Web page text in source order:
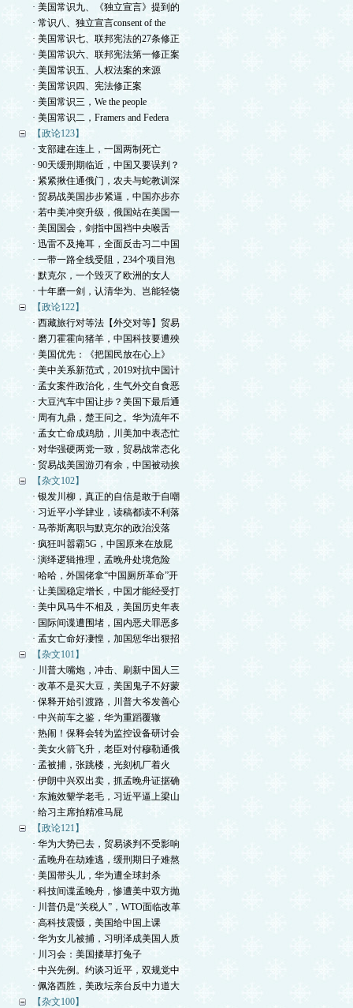
· 美国常识九、《独立宣言》提到的
· 常识八、独立宣言consent of the
· 美国常识七、联邦宪法的27条修正
· 美国常识六、联邦宪法第一修正案
· 美国常识五、人权法案的来源
· 美国常识四、宪法修正案
· 美国常识三，We the people
· 美国常识二，Framers and Federa
【政论123】
· 支部建在连上，一国两制死亡
· 90天缓刑期临近，中国又要误判？
· 紧紧揪住通俄门，农夫与蛇教训深
· 贸易战美国步步紧逼，中国亦步亦
· 若中美冲突升级，俄国站在美国一
· 美国国会，剑指中国裆中央喉舌
· 迅雷不及掩耳，全面反击习二中国
· 一带一路全线受阻，234个项目泡
· 默克尔，一个毁灭了欧洲的女人
· 十年磨一剑，认清华为、岂能轻饶
【政论122】
· 西藏旅行对等法【外交对等】贸易
· 磨刀霍霍向猪羊，中国科技要遭殃
· 美国优先：《把国民放在心上》
· 美中关系新范式，2019对抗中国计
· 孟女案件政治化，生气外交自食恶
· 大豆汽车中国让步？美国下最后通
· 周有九鼎，楚王问之。华为流年不
· 孟女亡命成鸡肋，川美加中表态忙
· 对华强硬两党一致，贸易战常态化
· 贸易战美国游刃有余，中国被动挨
【杂文102】
· 银发川柳，真正的自信是敢于自嘲
· 习近平小学肄业，读稿都读不利落
· 马蒂斯离职与默克尔的政治没落
· 疯狂叫嚣霸5G，中国原来在放屁
· 演绎逻辑推理，孟晚舟处境危险
· 哈哈，外国佬拿“中国厕所革命”开
· 让美国稳定增长，中国才能经受打
· 美中风马牛不相及，美国历史年表
· 国际间谍遭围堵，国内恶犬罪恶多
· 孟女亡命好凄惶，加国惩华出狠招
【杂文101】
· 川普大嘴炮，冲击、刷新中国人三
· 改革不是买大豆，美国鬼子不好蒙
· 保释开始引渡路，川普大爷发善心
· 中兴前车之鉴，华为重蹈覆辙
· 热闹！保释会转为监控设备研讨会
· 美女火箭飞升，老臣对付穆勒通俄
· 孟被捕，张跳楼，光刻机厂着火
· 伊朗中兴双出卖，抓孟晚舟证据确
· 东施效颦学老毛，习近平逼上梁山
· 给习主席拍精准马屁
【政论121】
· 华为大势已去，贸易谈判不受影响
· 孟晚舟在劫难逃，缓刑期日子难熬
· 美国带头儿，华为遭全球封杀
· 科技间谍孟晚舟，惨遭美中双方抛
· 川普仍是“关税人”，WTO面临改革
· 高科技震慑，美国给中国上课
· 华为女儿被捕，习明泽成美国人质
· 川习会：美国搂草打兔子
· 中兴先例。约谈习近平，双规党中
· 佩洛西胜，美政坛亲台反中力道大
【杂文100】